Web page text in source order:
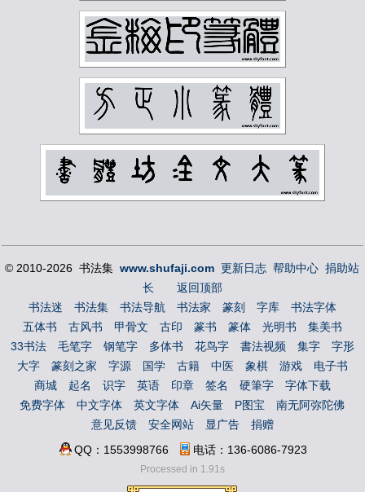
鲁迅 麦华三
黄士陵
黄山寿 黄节
黄葆戊
齐燕铭 齐璜
© 2010-2026 书法集www.shufaji.com 更新日志 帮助中心 捐助站
长
返回顶部
书法迷
书法集 书法导航 书法家 篆刻 字库
书法字体
五体书
古风书 甲骨文 古印 篆书 篆体 光明书
集美书
33书法
毛笔字 钢笔字 多体书 花鸟字 書法视频 集字
字形
大字
篆刻之家 字源 国学 古籍 中医 象棋 游戏
电子书
商城
起名 识字 英语 印章 签名 硬筆字
字体下载
免费字体
中文字体 英文字体 Ai矢量 P图宝
南无阿弥陀佛
意见反馈
安全网站 显广告
捐赠
QQ：1553998766
电话：136-6086-7923
Processed in 1.91s